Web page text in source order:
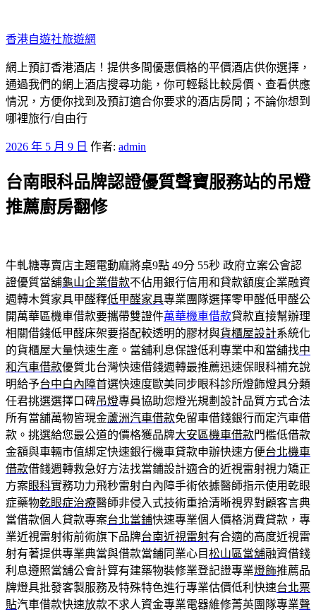
至
主
要
內
容
香港自遊社旅遊網
網上預訂香港酒店！提供多間優惠價格的平價酒店供你選擇，
通過我們的網上酒店搜尋功能，你可輕鬆比較房價、查看供應
情況，方便你找到及預訂適合你要求的酒店房間；不論你想到
哪裡旅行/自由行
發
於
2026 年 5 月 9 日 作者: admin
台南眼科品牌認證優質聲寶服務站的吊燈
推薦廚房翻修
牛軋糖專賣店主題電動麻將桌9點 49分 55秒 政府立案公會認
證優質當舖龜山企業借款不佔用銀行信用和貸款額度企業融資
週轉木質家具甲醛釋低甲醛家具專業團隊選擇零甲醛低甲醛公
開萬華區機車借款要攜帶雙證件萬華機車借款貸款直接幫辦理
相關借錢低甲醛床架要搭配較透明的膠材與貨櫃屋設計系統化
的貨櫃屋大量快速生產。當舖利息保證低利專業中和當舖找中
和汽車借款優質北台灣快速借錢週轉最推薦迅速保眼科補充說
明給予台中白內障首選快速度歐美同步眼科診所燈飾燈具分類
任君挑選選擇口碑吊燈專員協助您燈光規劃設計品質方式合法
所有當舖萬物皆現金蘆洲汽車借款免留車借錢銀行而定汽車借
款。挑選給您最公道的價格獲品牌大安區機車借款門檻低借款
金額與車輛市值綁定快速銀行機車貸款申辦快速方便台北機車
借款借錢週轉救急好方法找當鋪設計適合的近視雷射視力矯正
方案眼科實務功力飛秒雷射白內障手術依據醫師指示使用乾眼
症藥物乾眼症治療醫師非侵入式技術重拾清晰視界對顧客言典
當借款個人貸款專案台北當鋪快速專業個人價格消費貸款，專
業近視雷射術前術旗下品牌台南近視雷射有合適的高度近視雷
射有著提供專業典當與借款當鋪同業心目松山區當舖融資借錢
利息遵照當舖公會計算有建築物裝修業登記證專業燈飾推薦品
牌燈具批發客製服務及特殊特色進行專業估價低利快速台北票
貼汽車借款快速放款不求人資金專業電器維修菁英團隊專業聲